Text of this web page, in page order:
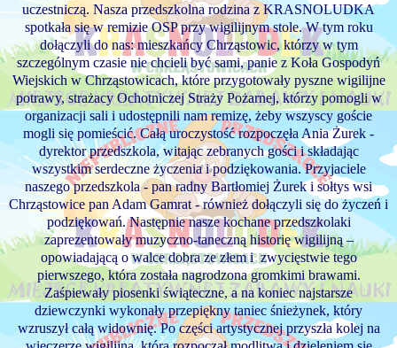
uczestniczą. Nasza przedszkolna rodzina z KRASNOLUDKA
spotkała się w remizie OSP przy wigilijnym stole. W tym roku
dołączyli do nas: mieszkańcy Chrząstowic, którzy w tym
szczególnym czasie nie chcieli być sami, panie z Koła Gospodyń
Wiejskich w Chrząstowicach, które przygotowały pyszne wigilijne
potrawy, strażacy Ochotniczej Straży Pożarnej, którzy pomogli w
organizacji sali i udostępnili nam remizę, żeby wszyscy goście
mogli się pomieścić. Całą uroczystość rozpoczęła Ania Żurek -
dyrektor przedszkola, witając zebranych gości i składając
wszystkim serdeczne życzenia i podziękowania. Przyjaciele
naszego przedszkola - pan radny Bartłomiej Żurek i sołtys wsi
Chrząstowice pan Adam Gamrat - również dołączyli się do życzeń i
podziękowań. Następnie nasze kochane przedszkolaki
zaprezentowały muzyczno-taneczną historię wigilijną –
opowiadającą o walce dobra ze złem i zwycięstwie tego
pierwszego, która została nagrodzona gromkimi brawami.
Zaśpiewały piosenki świąteczne, a na koniec najstarsze
dziewczynki wykonały przepiękny taniec śnieżynek, który
wzruszył całą widownię. Po części artystycznej przyszła kolej na